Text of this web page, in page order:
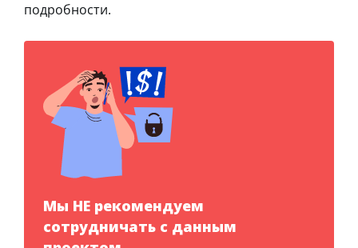
подробности.
Мы НЕ рекомендуем
сотрудничать с данным